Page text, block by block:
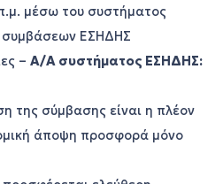
μέσω του συστήματος
συμβάσεων ΕΣΗΔΗΣ
– Α/Α συστήματος ΕΣΗΔΗΣ:
της σύμβασης είναι η πλέον
άποψη προσφορά μόνο